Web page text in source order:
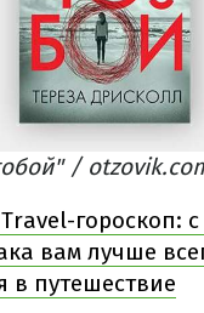
/
Travel-гороскоп:
вам лучше
в путешествие